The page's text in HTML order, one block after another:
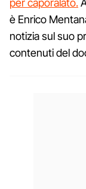
per caporalato.
è Enrico
notizia sul suo
contenuti del